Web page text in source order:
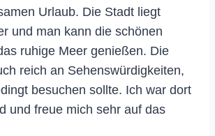
Urlaub. Die Stadt liegt
und man kann die schönen
ruhige Meer genießen. Die
reich an Sehenswürdigkeiten,
besuchen sollte. Ich war dort
und freue mich sehr auf das